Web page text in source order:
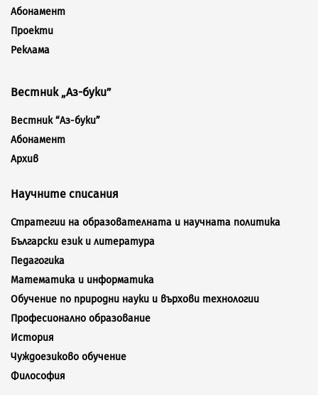
Абонамент
Проекти
Реклама
Вестник „Аз-буки”
Вестник “Аз-буки”
Абонамент
Архив
Научните списания
Стратегии на образователната и научната политика
Български език и литература
Педагогика
Математика и информатика
Обучение по природни науки и върхови технологии
Професионално образование
История
Чуждоезиково обучение
Философия